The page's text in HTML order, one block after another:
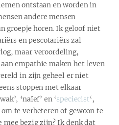
ontstaan en worden in
andere mensen
groepje horen. Ik geloof niet
en pescotariërs zal
maar veroordeling,
empathie maken het leven
in zijn geheel er niet
stoppen met elkaar
‘naïef’ en ‘speciecist‘,
te verbeteren of gewoon te
mee bezig zijn? Ik denk dat